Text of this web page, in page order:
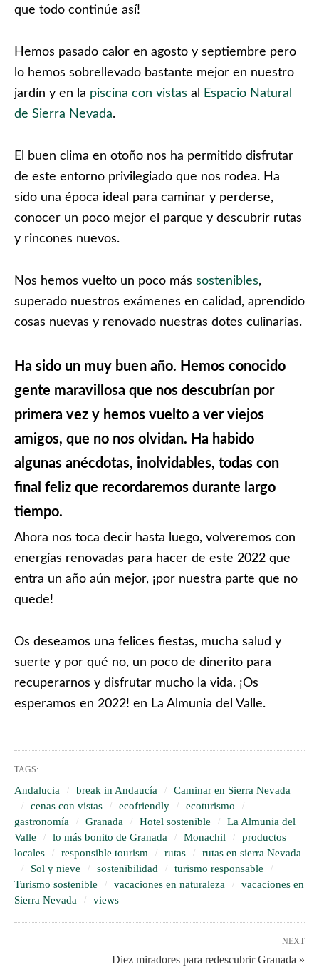
que todo continúe así!
Hemos pasado calor en agosto y septiembre pero
lo hemos sobrellevado bastante mejor en nuestro
jardín y en la piscina con vistas al
Espacio Natural
de Sierra Nevada.
El buen clima en otoño nos ha permitido disfrutar
de este entorno privilegiado que nos rodea. Ha
sido una época ideal para caminar y perderse,
conocer un poco mejor el parque y descubrir rutas
y rincones nuevos.
Nos hemos vuelto un poco más sostenibles,
superado nuestros exámenes en calidad, aprendido
cosas nuevas y renovado nuestras dotes culinarias.
Ha sido un muy buen año. Hemos conocido
gente maravillosa que nos descubrían por
primera vez y hemos vuelto a ver viejos
amigos, que no nos olvidan. Ha habido
algunas anécdotas, inolvidables, todas con
final feliz que recordaremos durante largo
tiempo.
Ahora nos toca decir hasta luego, volveremos con
energías renovadas para hacer de este 2022 que
entra un año aún mejor, ¡por nuestra parte que no
quede!
Os deseamos una felices fiestas, mucha salud y
suerte y por qué no, un poco de dinerito para
recuperarnos y disfrutar mucho la vida. ¡Os
esperamos en 2022! en La Almunia del Valle.
TAGS:
Andalucia break in Andaucía
Caminar en Sierra Nevada
cenas con vistas
ecofriendly
ecoturismo
gastronomía
Granada Hotel sostenible
La Almunia del
Valle
lo más bonito de Granada Monachil
productos
locales
responsible tourism rutas
rutas en sierra Nevada
Sol y nieve
sostenibilidad
turismo responsable
Turismo sostenible
vacaciones en naturaleza
vacaciones en
Sierra Nevada
views
NEXT
Diez miradores para redescubrir Granada »